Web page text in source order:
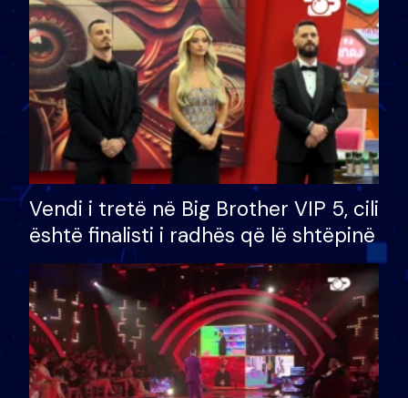
Vendi i tretë në Big Brother VIP 5, cili
është finalisti i radhës që lë shtëpinë